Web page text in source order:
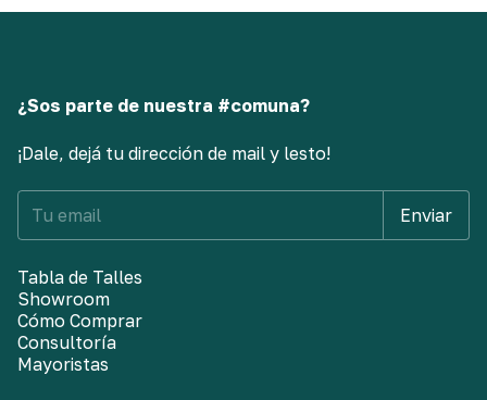
¿Sos parte de nuestra #comuna?
¡Dale, dejá tu dirección de mail y lesto!
Tabla de Talles
Showroom
Cómo Comprar
Consultoría
Mayoristas